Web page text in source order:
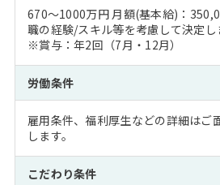
670～1000万円 月額(基本給)：
職の経験/スキル等を考慮して決定
※賞与：年2回（7月・12月）
労働条件
雇用条件、福利厚生などの詳細はご
します。
こだわり条件